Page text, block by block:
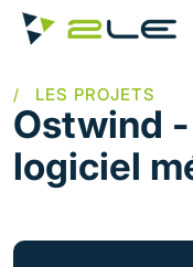
Aller au contenu principal
Ostwind
logiciel